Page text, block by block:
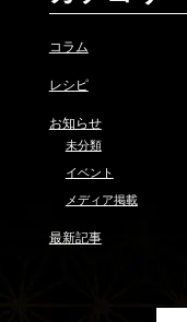
コラム
レシピ
お知らせ
未分類
イベント
メディア掲載
最新記事